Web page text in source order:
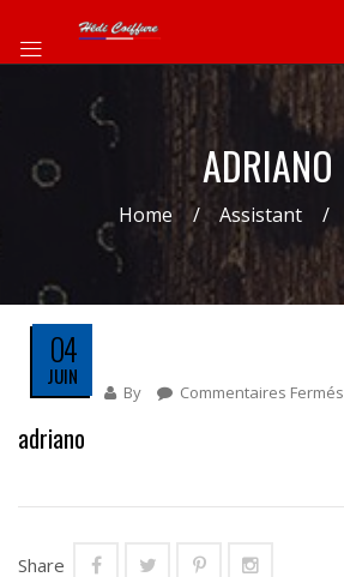
ADRIANO
Home Assistant
04
JUIN
By Commentaires Fermés
adriano
Share